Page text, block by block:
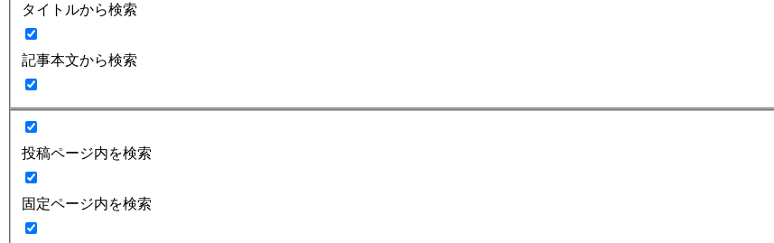
タイトルから検索
記事本文から検索
投稿ページ内を検索
固定ページ内を検索